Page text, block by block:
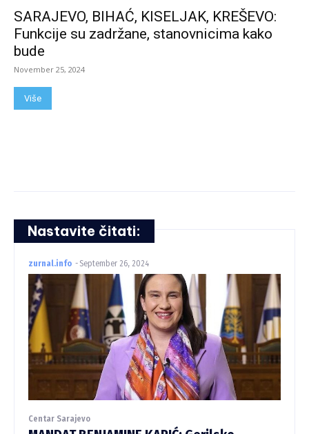
SARAJEVO, BIHAĆ, KISELJAK, KREŠEVO:
Funkcije su zadržane, stanovnicima kako
bude
November 25, 2024
Više
Nastavite čitati:
zurnal.info - September 26, 2024
Centar Sarajevo